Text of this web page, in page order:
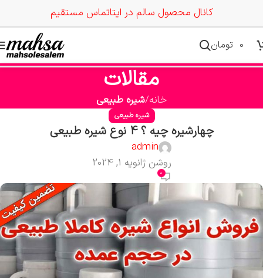
کانال محصول سالم در ایتاتماس مستقیم
0 تومان
مقالات
خانه شیره طبیعی
شیره طبیعی
چهارشیره چیه ؟ 4 نوع شیره طبیعی
admin
روشن ژانویه 1, 2024
0